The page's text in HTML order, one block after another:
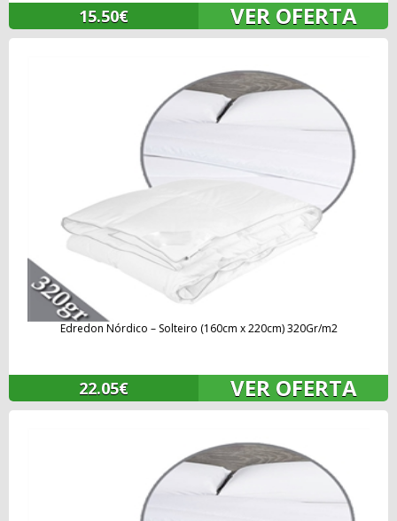
15.50€ VER OFERTA
Edredon Nórdico – Solteiro (160cm x 220cm) 320Gr/m2
22.05€ VER OFERTA